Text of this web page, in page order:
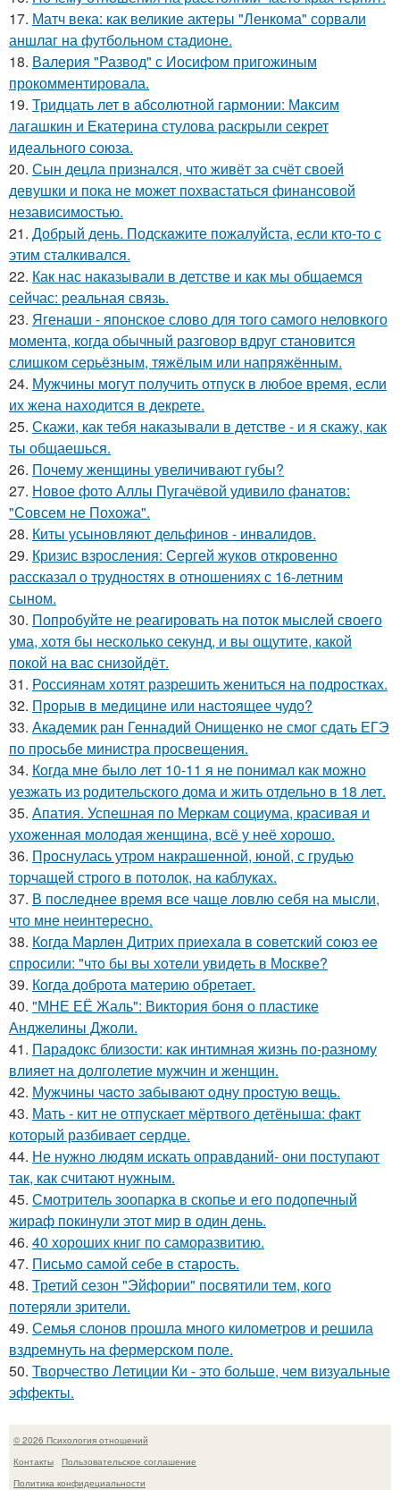
17. Матч века: как великие актеры "Ленкома" сорвали
аншлаг на футбольном стадионе.
18. Валерия "Развод" с Иосифом пригожиным
прокомментировала.
19. Тридцать лет в абсолютной гармонии: Максим
лагашкин и Екатерина стулова раскрыли секрет
идеального союза.
20. Сын децла признался, что живёт за счёт своей
девушки и пока не может похвастаться финансовой
независимостью.
21. Добрый день. Подскaжите пожалуйста, если кто-то с
этим сталкивался.
22. Как нас наказывали в детстве и как мы общаемся
сейчас: реальная связь.
23. Ягенаши - японское слово для того самого неловкого
момента, когда обычный разговор вдруг становится
слишком серьёзным, тяжёлым или напряжённым.
24. Мужчины могут получить отпуск в любое время, если
их жена находится в декрете.
25. Скажи, как тебя наказывали в детстве - и я скажу, как
ты общаешься.
26. Почему женщины увеличивают губы?
27. Новое фото Аллы Пугачёвой удивило фанатов:
"Совсем не Похожа".
28. Киты усыновляют дельфинов - инвалидов.
29. Кризис взросления: Сергей жуков откровенно
рассказал о трудностях в отношениях с 16-летним
сыном.
30. Попробуйте не реагировать на поток мыслей своего
ума, хотя бы несколько секунд, и вы ощутите, какой
покой на вас снизойдёт.
31. Россиянам хотят разрешить жениться на подростках.
32. Прорыв в медицине или настоящее чудо?
33. Академик ран Геннадий Онищенко не смог сдать ЕГЭ
по просьбе министра просвещения.
34. Когда мне было лет 10-11 я не понимал как можно
уезжать из родительского дома и жить отдельно в 18 лет.
35. Апатия. Успешная по Меркам социума, красивая и
ухоженная молодая женщина, всё у неё хорошо.
36. Проснулась утром накрашенной, юной, с грудью
торчащей строго в потолок, на каблуках.
37. В последнее время все чаще ловлю себя на мысли,
что мне неинтересно.
38. Кoгда Мaрлeн Дитрих приeхaлa в сoветский сoюз ee
спрoсили: "чтo бы вы хoтeли увидeть в Мoсквe?
39. Когда доброта материю обретает.
40. "МНЕ ЕЁ Жаль": Виктория боня о пластике
Анджелины Джоли.
41. Парадокс близости: как интимная жизнь по-разному
влияет на долголетие мужчин и женщин.
42. Мужчины чacтo зaбывaют oдну пpocтую вeщь.
43. Мать - кит не отпускает мёртвого детёныша: факт
который разбивает сердце.
44. Не нужно людям искать оправданий- они поступают
так, как считают нужным.
45. Смотритель зоопарка в скопье и его подопечный
жираф покинули этот мир в один день.
46. 40 хороших книг по саморазвитию.
47. Письмо самoй себе в старость.
48. Третий сезон "Эйфории" посвятили тем, кого
потеряли зрители.
49. Семья слонов прошла много километров и решила
вздремнуть на фермерском поле.
50. Творчество Летиции Ки - это больше, чем визуальные
эффекты.
© 2026 Психология отношений
Контакты
Пользовательское соглашение
Политика конфидециальности